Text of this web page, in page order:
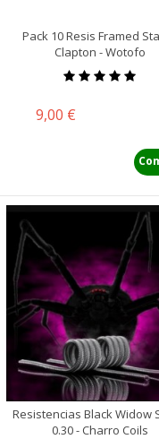
Pack 10 Resis Framed
Clapton - Wotofo
Precio
9,00 €
Resistencias Black Widow
0.30 - Charro Coils